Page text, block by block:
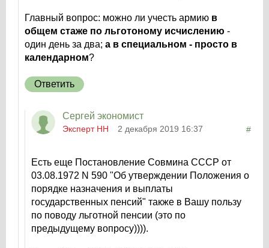
Главный вопрос: можно ли учесть армию в
общем стаже по льготоному исчислению -
один день за два; а в специальном - просто в
календарном?
Ответить
Сергей экономист
Эксперт НН 2 декабря 2019 16:37 #
Есть еще Постановление Совмина СССР от
03.08.1972 N 590 "Об утверждении Положения о
порядке назначения и выплаты
государственных пенсий" также в Вашу пользу
по поводу льготной пенсии (это по
предыдущему вопросу)))).